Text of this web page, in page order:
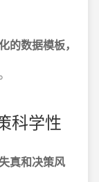
的数据模板，
科学性
真和决策风